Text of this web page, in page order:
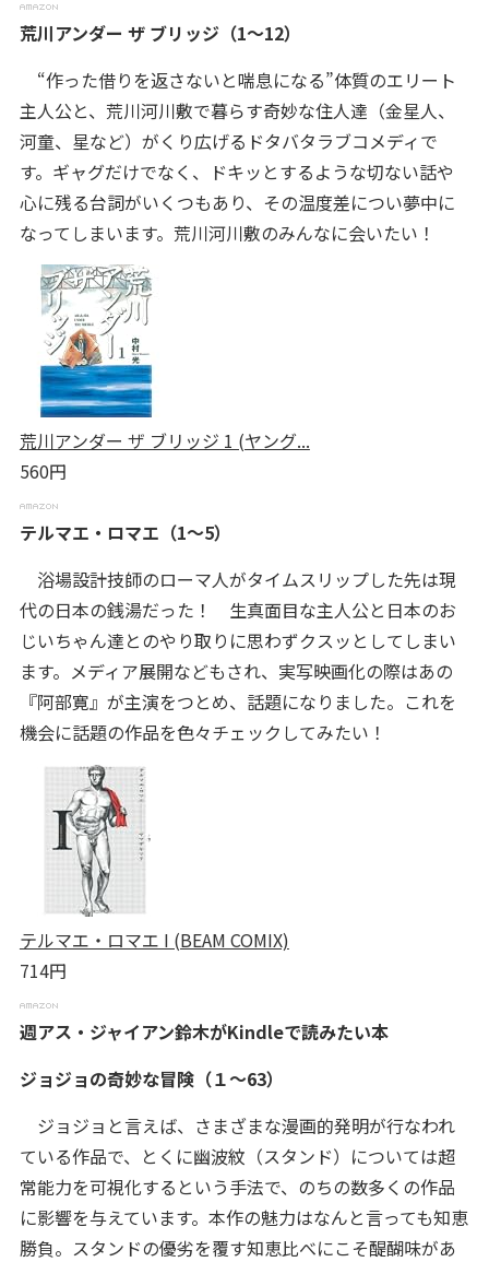
荒川アンダー ザ ブリッジ（1～12）
“作った借りを返さないと喘息になる”体質のエリート
主人公と、荒川河川敷で暮らす奇妙な住人達（金星人、
河童、星など）がくり広げるドタバタラブコメディで
す。ギャグだけでなく、ドキッとするような切ない話や
心に残る台詞がいくつもあり、その温度差につい夢中に
なってしまいます。荒川河川敷のみんなに会いたい！
荒川アンダー ザ ブリッジ 1 (ヤング...
560円
テルマエ・ロマエ（1～5）
浴場設計技師のローマ人がタイムスリップした先は現
代の日本の銭湯だった！ 生真面目な主人公と日本のお
じいちゃん達とのやり取りに思わずクスッとしてしまい
ます。メディア展開などもされ、実写映画化の際はあの
『阿部寛』が主演をつとめ、話題になりました。これを
機会に話題の作品を色々チェックしてみたい！
テルマエ・ロマエ I (BEAM COMIX)
714円
週アス・ジャイアン鈴木がKindleで読みたい本
ジョジョの奇妙な冒険（１～63）
ジョジョと言えば、さまざまな漫画的発明が行なわれ
ている作品で、とくに幽波紋（スタンド）については超
常能力を可視化するという手法で、のちの数多くの作品
に影響を与えています。本作の魅力はなんと言っても知恵
勝負。スタンドの優劣を覆す知恵比べにこそ醍醐味があ